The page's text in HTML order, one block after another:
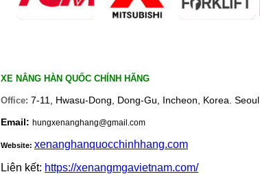
XE NÂNG HÀN QUỐC CHÍNH HÃNG
Office: 7-11, Hwasu-Dong, Dong-Gu, Incheon, Korea. Seoul
Email: hungxenanghang@gmail.com
Website: xenanghanquocchinhhang.com
Liên kết: https://xenangmgavietnam.com/